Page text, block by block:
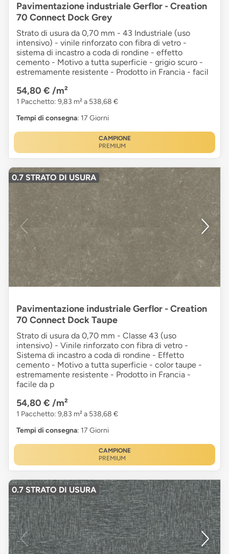
Pavimentazione industriale Gerflor - Creation
70 Connect Dock Grey
Strato di usura da 0,70 mm - 43 Industriale (uso
intensivo) - vinile rinforzato con fibra di vetro -
sistema di incastro a coda di rondine - effetto
cemento - Motivo a tutta superficie - grigio scuro -
estremamente resistente - Prodotto in Francia - facil
54,80 € /m²
1 Pacchetto: 9,83 m² a 538,68 €
Tempi di consegna: 17 Giorni
CAMPIONE
PREMIUM
0.7 STRATO DI USURA
Pavimentazione industriale Gerflor - Creation
70 Connect Dock Taupe
Strato di usura da 0,70 mm - Classe 43 (uso
intensivo) - Vinile rinforzato con fibra di vetro -
Sistema di incastro a coda di rondine - Effetto
cemento - Motivo a tutta superficie - color taupe -
estremamente resistente - Prodotto in Francia -
facile da p
54,80 € /m²
1 Pacchetto: 9,83 m² a 538,68 €
Tempi di consegna: 17 Giorni
CAMPIONE
PREMIUM
0.7 STRATO DI USURA